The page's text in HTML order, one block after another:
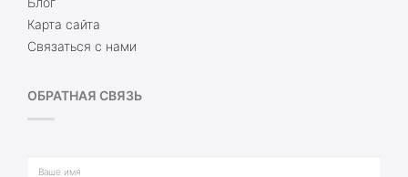
Карта сайта
Связаться с нами
ОБРАТНАЯ СВЯЗЬ